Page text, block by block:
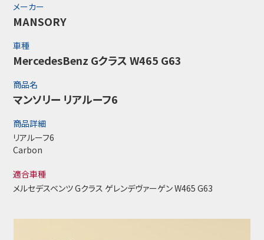
メーカー
MANSORY
車種
MercedesBenz Gクラス W465 G63
商品名
マンソリー リアルーフ6
商品詳細
リアルーフ6
Carbon
適合車種
メルセデスベンツ Gクラス ゲレンデヴァーゲン W465 G63